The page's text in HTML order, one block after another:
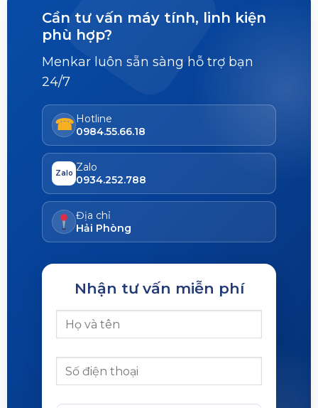
Cần tư vấn máy tính, linh kiện
phù hợp?
Menkar luôn sẵn sàng hỗ trợ bạn
24/7
☎ Hotline
0984.55.66.18
Zalo Zalo
0934.252.788
Địa chỉ
Hải Phòng
Nhận tư vấn miễn phí